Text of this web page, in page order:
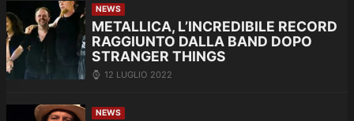
NEWS
METALLICA, L’INCREDIBILE RECORD
RAGGIUNTO DALLA BAND DOPO
STRANGER THINGS
12 LUGLIO 2022
NEWS